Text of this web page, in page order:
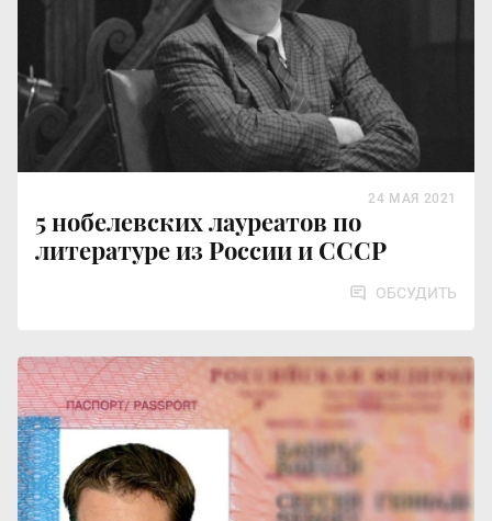
5 нобелевских лауреатов по
литературе из России и СССР
24 МАЯ 2021
ОБСУДИТЬ